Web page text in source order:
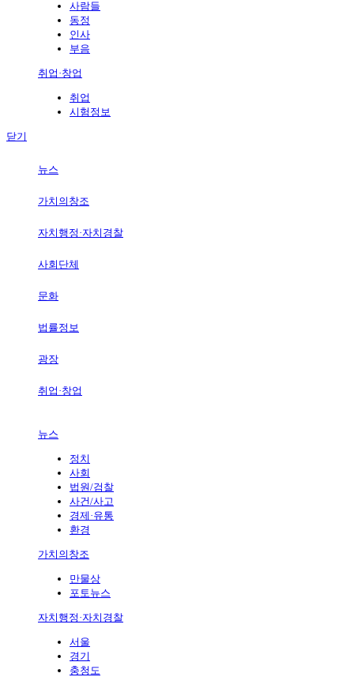
사람들
동정
인사
부음
취업·창업
취업
시험정보
닫기
뉴스
가치의창조
자치행정·자치경찰
사회단체
문화
법률정보
광장
취업·창업
뉴스
정치
사회
법원/검찰
사건/사고
경제·유통
환경
가치의창조
만물상
포토뉴스
자치행정·자치경찰
서울
경기
충청도